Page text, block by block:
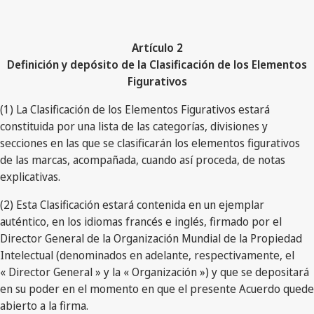
Artículo 2
Definición y depósito de la Clasificación de los Elementos
Figurativos
(1) La Clasificación de los Elementos Figurativos estará
constituida por una lista de las categorías, divisiones y
secciones en las que se clasificarán los elementos figurativos
de las marcas, acompañada, cuando así proceda, de notas
explicativas.
(2) Esta Clasificación estará contenida en un ejemplar
auténtico, en los idiomas francés e inglés, firmado por el
Director General de la Organización Mundial de la Propiedad
Intelectual (denominados en adelante, respectivamente, el
« Director General » y la « Organización ») y que se depositará
en su poder en el momento en que el presente Acuerdo quede
abierto a la firma.